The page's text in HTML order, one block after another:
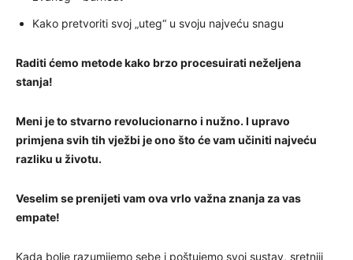
Kako pretvoriti svoj „uteg“ u svoju najveću snagu
Raditi ćemo metode kako brzo procesuirati neželjena
stanja!
Meni je to stvarno revolucionarno i nužno. I upravo
primjena svih tih vježbi je ono što će vam učiniti najveću
razliku u životu.
Veselim se prenijeti vam ova vrlo važna znanja za vas
empate!
Kada bolje razumijemo sebe i poštujemo svoj sustav, sretniji